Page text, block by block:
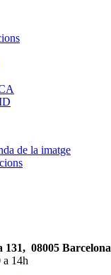
de la imatge
08005 Barcelona
a 14h